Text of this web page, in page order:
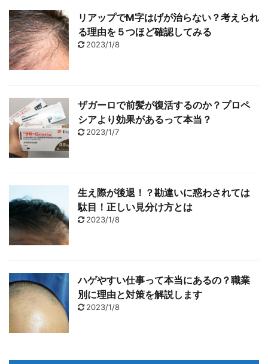
リアップでM字はげが治らない？考えられ
る理由を５つほど確認してみる
2023/1/8
ザガーロで前髪が復活するのか？プロペ
シアより効果があるって本当？
2023/1/7
生え際が後退！？勘違いに惑わされては
駄目！正しい見分け方とは
2023/1/8
ハゲやすい仕事って本当にあるの？職業
別に理由と対策を解説します
2023/1/8